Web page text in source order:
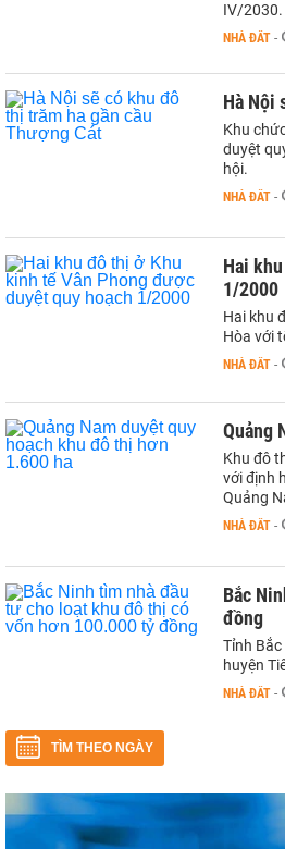
IV/2030.
NHÀ ĐẤT -
Hà Nội
Khu
duyệt
hội.
NHÀ ĐẤT -
Hai
1/2000
Hai khu
Hòa với
NHÀ ĐẤT -
Quảng
Khu đô
với định
Quảng
NHÀ ĐẤT -
Bắc
đồng
Tỉnh
huyện
NHÀ ĐẤT -
TÌM THEO NGÀY